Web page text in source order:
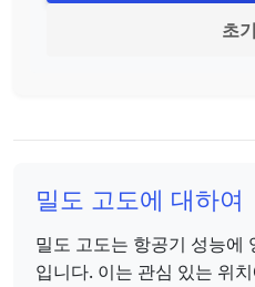
초
밀도 고도에 대하여
밀도 고도는 항공기 성능에
입니다. 이는 관심 있는 위